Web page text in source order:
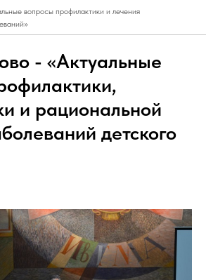
вопросы профилактики и лечения
- «Актуальные
и рациональной
детского